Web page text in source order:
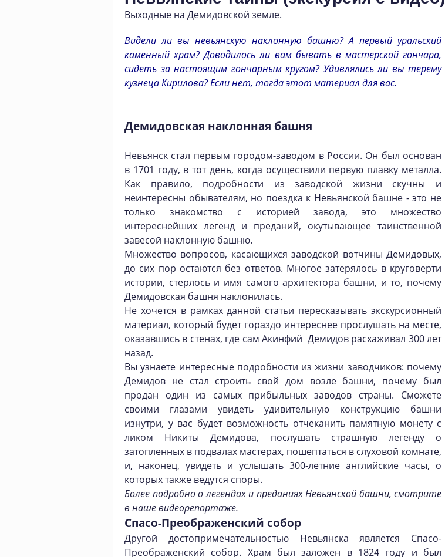
Выходные на Демидовской земле.
Видели ли вы невьянскую наклонную башню? А первый уральский
каменный храм? Доводилось ли вам бывать в мастерской гончара,
сидеть за настоящим гончарным кругом? Удивлялись ли вы терему
кузнеца Кирилова? Если нет, тогда этот материал для вас.
Демидовская наклонная башня
Невьянск стал первым городом-заводом в России. Он был основан
в 1701 году, в тот день, когда осуществили первую плавку металла.
Как правило, подробности из заводской жизни скучны и
неинтересны обывателям, но поездка к Невьянской башне - это не
только знакомство с историей завода, это множество
интереснейших легенд и преданий, окутывающее таинственной
завесой наклонную башню.
Множество вопросов, касающихся заводской вотчины Демидовых,
до сих пор остаются без ответов. Многое затерялось в круговерти
истории, стерлось и имя самого архитектора башни, и то, почему
Демидовская башня наклонилась.
Не хочется в рамках данной статьи пересказывать экскурсионный
материал, который будет гораздо интереснее прослушать на месте,
оказавшись в стенах, где сам Акинфий Демидов расхаживал 300 лет
назад.
Вы узнаете интересные подробности из жизни заводчиков: почему
Демидов не стал строить свой дом возле башни, почему был
продан один из самых прибыльных заводов страны. Сможете
своими глазами увидеть удивительную конструкцию башни
изнутри, у вас будет возможность отчеканить памятную монету с
ликом Никиты Демидова, послушать страшную легенду о
затопленных в подвалах мастерах, пошептаться в слуховой комнате,
и, наконец, увидеть и услышать 300-летние английские часы, о
которых также ведутся споры.
Более подробно о легендах и преданиях Невьянской башни, смотрите
в наше видеорепортаже.
Спасо-Преображенский собор
Другой достопримечательностью Невьянска является Спасо-
Преображенский собор. Храм был заложен в 1824 году и был